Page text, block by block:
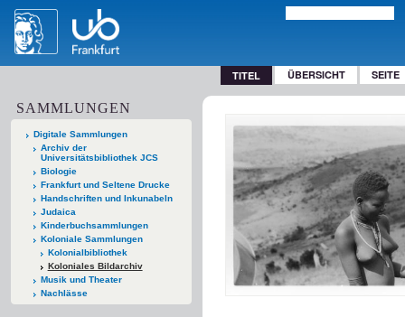
TITEL ÜBERSICHT SEITE
SAMMLUNGEN
Digitale Sammlungen
Archiv der
Universitätsbibliothek JCS
Biologie
Frankfurt und Seltene Drucke
Handschriften und Inkunabeln
Judaica
Kinderbuchsammlungen
Koloniale Sammlungen
Kolonialbibliothek
Koloniales Bildarchiv
Musik und Theater
Nachlässe